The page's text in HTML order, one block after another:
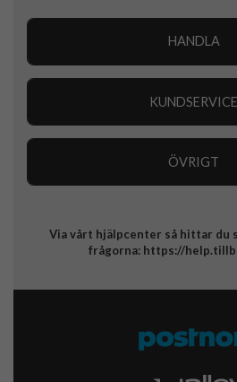
HANDLA
KUNDSERVICE
ÖVRIGT
Integritetspolicy
Via vårt hjälpcenter så hittar du
frågorna: https://